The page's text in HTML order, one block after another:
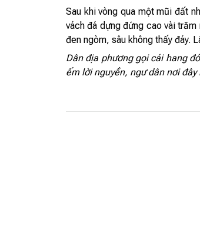
Sau khi vòng qua một mũi đất
vách đá dựng đứng cao vài
đen ngòm, sâu không thấy đáy.
Dân địa phương gọi cái hang
ếm lời nguyền, ngư dân nơi